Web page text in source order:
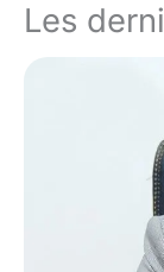
Les